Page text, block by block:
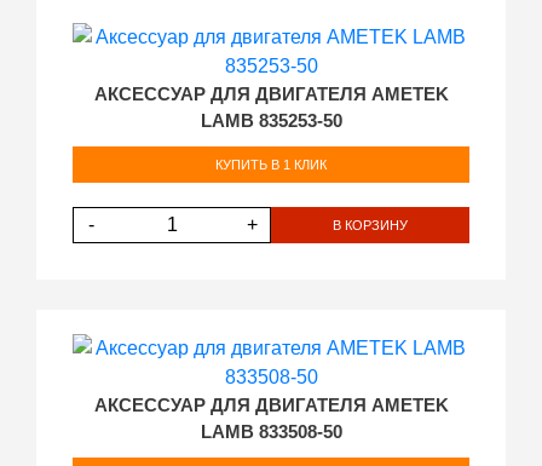
АКСЕССУАР ДЛЯ ДВИГАТЕЛЯ AMETEK
LAMB 835253-50
КУПИТЬ В 1 КЛИК
- + В КОРЗИНУ
АКСЕССУАР ДЛЯ ДВИГАТЕЛЯ AMETEK
LAMB 833508-50